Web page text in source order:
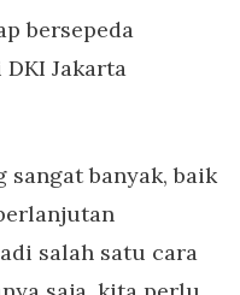
bersepeda
Jakarta
sangat banyak, baik
salah satu cara